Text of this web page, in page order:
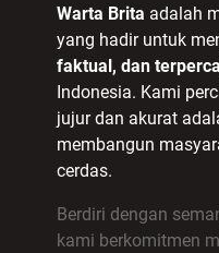
Warta Brita adalah
yang hadir untuk
faktual, dan
Indonesia. Kami
jujur dan akurat
membangun
cerdas.
Berdiri dengan
kami berkomitmen